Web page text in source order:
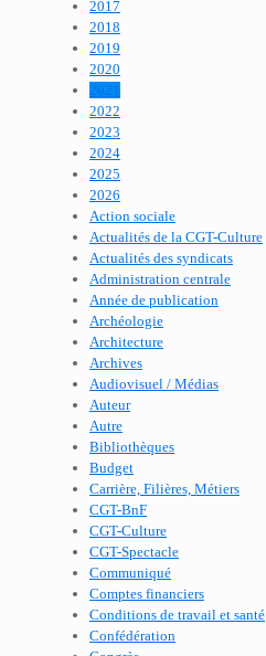
2017
2018
2019
2020
2021
2022
2023
2024
2025
2026
Action sociale
Actualités de la CGT-Culture
Actualités des syndicats
Administration centrale
Année de publication
Archéologie
Architecture
Archives
Audiovisuel / Médias
Auteur
Autre
Bibliothèques
Budget
Carrière, Filières, Métiers
CGT-BnF
CGT-Culture
CGT-Spectacle
Communiqué
Comptes financiers
Conditions de travail et santé
Confédération